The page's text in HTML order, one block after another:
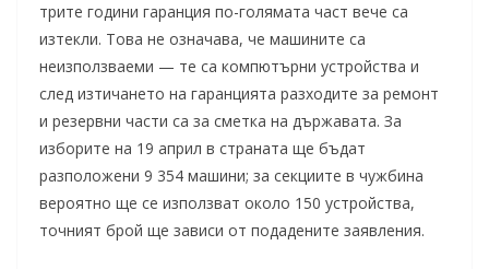
трите години гаранция по-голямата част вече са
изтекли. Това не означава, че машините са
неизползваеми — те са компютърни устройства и
след изтичането на гаранцията разходите за ремонт
и резервни части са за сметка на държавата. За
изборите на 19 април в страната ще бъдат
разположени 9 354 машини; за секциите в чужбина
вероятно ще се използват около 150 устройства,
точният брой ще зависи от подадените заявления.